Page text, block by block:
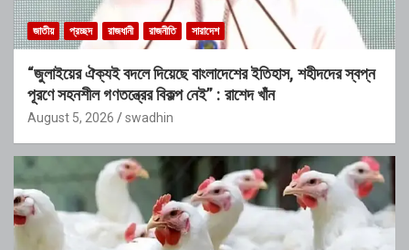
জাতীয় প্রচ্ছদ রাজধানী রাজনীতি সারাদেশ
“জুলাইয়ের ঐক্যই বদলে দিয়েছে বাংলাদেশের ইতিহাস, শহীদদের স্বপ্ন
পূরণে সহনশীল গণতন্ত্রের বিকল্প নেই” : রাশেদ খাঁন
August 5, 2026 swadhin